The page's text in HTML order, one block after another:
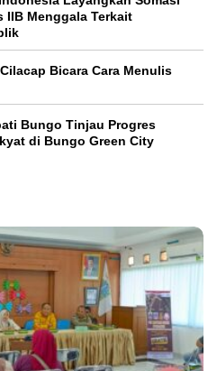
IIB Menggala Terkait
Bicara Cara Menulis
Bungo Tinjau Progres
di Bungo Green City